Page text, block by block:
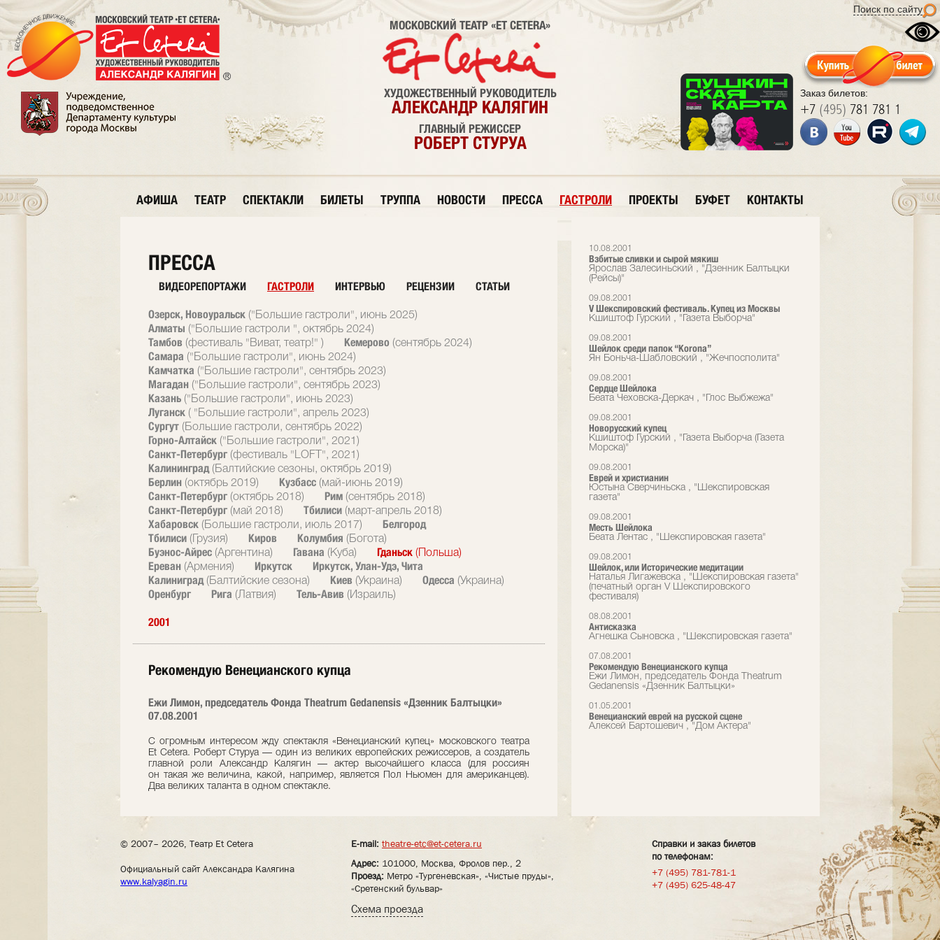
Поиск по сайту
Заказ билетов:
+7 (495) 781 781 1
МОСКОВСКИЙ ТЕАТР «ET CETERA»
ХУДОЖЕСТВЕННЫЙ РУКОВОДИТЕЛЬ
АЛЕКСАНДР КАЛЯГИН
ГЛАВНЫЙ РЕЖИССЕР
РОБЕРТ СТУРУА
АФИША ТЕАТР СПЕКТАКЛИ БИЛЕТЫ ТРУППА НОВОСТИ ПРЕССА ГАСТРОЛИ ПРОЕКТЫ БУФЕТ КОНТАКТЫ
10.08.2001
Взбитые сливки и сырой мякиш
Ярослав Залесиньский , "Дзенник Балтыцки
(Рейсы)"
09.08.2001
V Шекспировский фестиваль. Купец из Москвы
Кшиштоф Гурский , "Газета Выборча"
09.08.2001
Шейлок среди папок “Korona”
Ян Боньча-Шабловский , "Жечпосполита"
09.08.2001
Сердце Шейлока
Беата Чеховска-Деркач , "Глос Выбжежа"
09.08.2001
Новорусский купец
Кшиштоф Гурский , "Газета Выборча (Газета
Морска)"
09.08.2001
Еврей и христианин
Юстына Сверчиньска , "Шекспировская
газета"
09.08.2001
Месть Шейлока
Беата Лентас , "Шекспировская газета"
09.08.2001
Шейлок, или Исторические медитации
Наталья Лигажевска , "Шекспировская газета"
(печатный орган V Шекспировского
фестиваля)
08.08.2001
Антисказка
Агнешка Сыновска , "Шекспировская газета"
07.08.2001
Рекомендую Венецианского купца
Ежи Лимон, председатель Фонда Theatrum
Gedanensis «Дзенник Балтыцки»
01.05.2001
Венецианский еврей на русской сцене
Алексей Бартошевич , "Дом Актера"
ПРЕССА
ВИДЕОРЕПОРТАЖИ ГАСТРОЛИ ИНТЕРВЬЮ РЕЦЕНЗИИ СТАТЬИ
Озерск, Новоуральск ("Большие гастроли", июнь 2025)
Алматы ("Большие гастроли ", октябрь 2024)
Тамбов (фестиваль "Виват, театр!" ) Кемерово (сентябрь 2024)
Самара ("Большие гастроли", июнь 2024)
Камчатка ("Большие гастроли", сентябрь 2023)
Магадан ("Большие гастроли", сентябрь 2023)
Казань ("Большие гастроли", июнь 2023)
Луганск ( "Большие гастроли", апрель 2023)
Сургут (Большие гастроли, сентябрь 2022)
Горно-Алтайск ("Большие гастроли", 2021)
Санкт-Петербург (фестиваль "LOFT", 2021)
Калининград (Балтийские сезоны, октябрь 2019)
Берлин (октябрь 2019) Кузбасс (май-июнь 2019)
Санкт-Петербург (октябрь 2018) Рим (сентябрь 2018)
Санкт-Петербург (май 2018) Тбилиси (март-апрель 2018)
Хабаровск (Большие гастроли, июль 2017)
Белгород
Тбилиси (Грузия) Киров Колумбия (Богота)
Буэнос-Айрес (Аргентина) Гавана (Куба) Гданьск (Польша)
Ереван (Армения) Иркутск
Иркутск, Улан-Удэ, Чита
Калиниград (Балтийские сезона) Киев (Украина) Одесса (Украина)
Оренбург Рига (Латвия) Тель-Авив (Израиль)
2001
Рекомендую Венецианского купца
Ежи Лимон, председатель Фонда Theatrum Gedanensis «Дзенник Балтыцки»
07.08.2001
С огромным интересом жду спектакля «Венецианский купец» московского театра
Et Cetera. Роберт Стуруа — один из великих европейских режиссеров, а создатель
главной роли Александр Калягин — актер высочайшего класса (для россиян
он такая же величина, какой, например, является Пол Ньюмен для американцев).
Два великих таланта в одном спектакле.
© 2007– 2026, Театр Et Cetera
Официальный сайт Александра Калягина
www.kalyagin.ru
E-mail: theatre-etc@et-cetera.ru
Адрес: 101000, Москва, Фролов пер., 2
Проезд: Метро «Тургеневская», «Чистые пруды»,
«Сретенский бульвар»
Схема проезда
Справки и заказ билетов
по телефонам:
+7 (495) 781-781-1
+7 (495) 625-48-47